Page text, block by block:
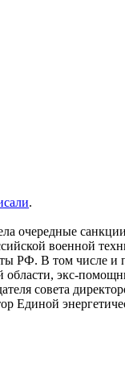
.
очередные
военной
РФ. В том числе и
экс-
совета
Единой